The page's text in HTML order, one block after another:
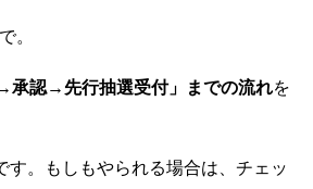
。
承認→先行抽選受付」までの流れを
す。もしもやられる場合は、チェッ